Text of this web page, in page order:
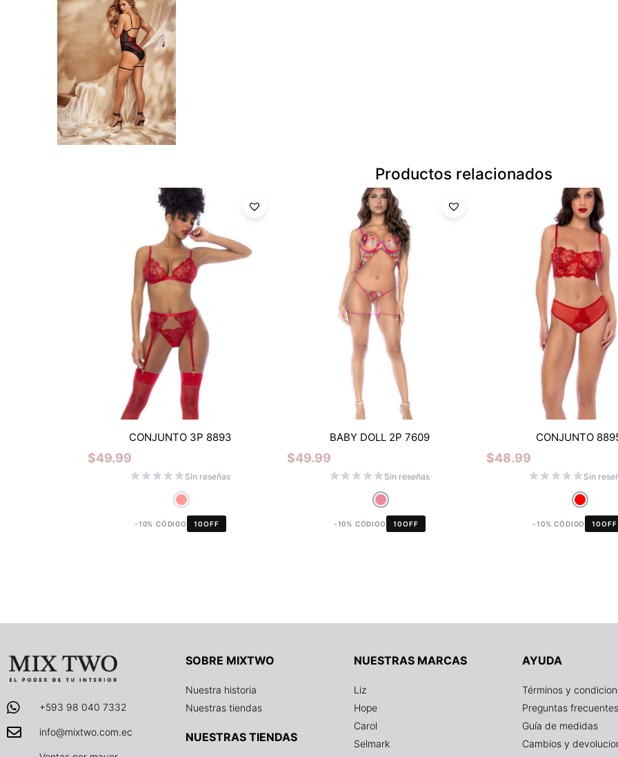
Productos relacionados
CONJUNTO 3P 8893
$49.99
Sin reseñas
-10% CÓDIGO 10OFF
BABY DOLL 2P 7609
$49.99
Sin reseñas
-10% CÓDIGO 10OFF
CONJUNTO
$48.99
Sin
-10% CÓDIGO 10OFF
+593 98 040 7332
info@mixtwo.com.ec
SOBRE MIXTWO
Nuestra historia
Nuestras tiendas
NUESTRAS TIENDAS
NUESTRAS MARCAS
Liz
Hope
Carol
Selmark
AYUDA
Términos y
Preguntas frecuentes
Guía de medidas
Cambios y